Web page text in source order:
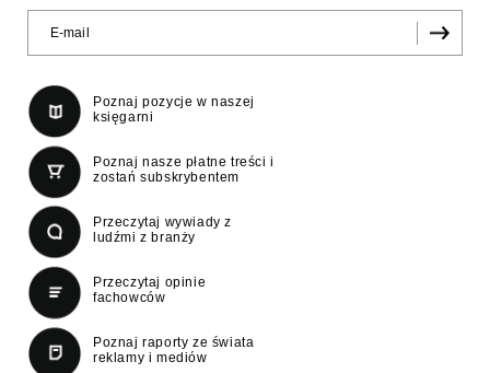
Poznaj pozycje w naszej
księgarni
Poznaj nasze płatne treści i
zostań subskrybentem
Przeczytaj wywiady z
ludźmi z branży
Przeczytaj opinie
fachowców
Poznaj raporty ze świata
reklamy i mediów